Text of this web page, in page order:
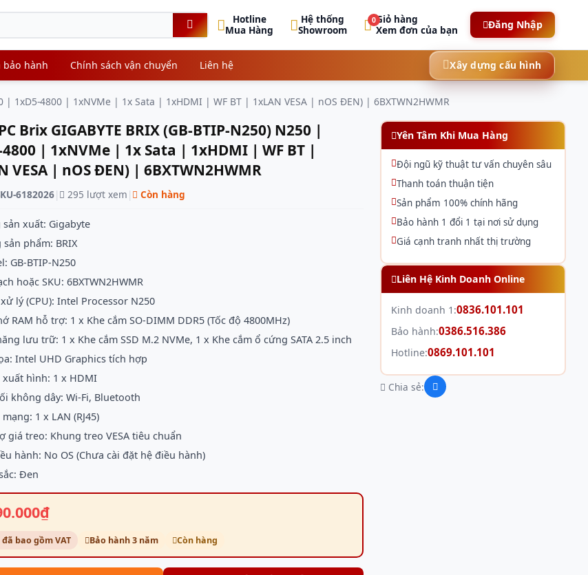
Hotline
Mua Hàng
Hệ thống
Showroom
0Giỏ hàng
Xem đơn của bạn
Đăng Nhập
bảo hành Chính sách vận chuyển Liên hệ Xây dựng cấu hình
| 1xD5-4800 | 1xNVMe | 1x Sata | 1xHDMI | WF BT | 1xLAN VESA | nOS ĐEN) | 6BXTWN2HWMR
Brix GIGABYTE BRIX (GB-BTIP-N250) N250 |
4800 | 1xNVMe | 1x Sata | 1xHDMI | WF BT |
VESA | nOS ĐEN) | 6BXTWN2HWMR
6182026| 295 lượt xem | Còn hàng
sản xuất: Gigabyte
sản phẩm: BRIX
GB-BTIP-N250
hoặc SKU: 6BXTWN2HWMR
lý (CPU): Intel Processor N250
RAM hỗ trợ: 1 x Khe cắm SO-DIMM DDR5 (Tốc độ 4800MHz)
lưu trữ: 1 x Khe cắm SSD M.2 NVMe, 1 x Khe cắm ổ cứng SATA 2.5 inch
Intel UHD Graphics tích hợp
xuất hình: 1 x HDMI
không dây: Wi-Fi, Bluetooth
1 x LAN (RJ45)
giá treo: Khung treo VESA tiêu chuẩn
hành: No OS (Chưa cài đặt hệ điều hành)
Đen
đã bao gồm VAT Bảo hành 3 năm Còn hàng
Yên Tâm Khi Mua Hàng
Đội ngũ kỹ thuật tư vấn chuyên sâu
Thanh toán thuận tiện
Sản phẩm 100% chính hãng
Bảo hành 1 đổi 1 tại nơi sử dụng
Giá cạnh tranh nhất thị trường
Liên Hệ Kinh Doanh Online
Kinh doanh 1:0836.101.101
Bảo hành:0386.516.386
Hotline:0869.101.101
Chia sẻ: